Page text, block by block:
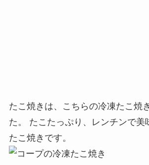
たこ焼きは、こちらの冷凍たこ焼
た。 たこたっぷり、レンチンで美
たこ焼きです。